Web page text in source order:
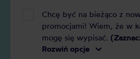
Chcę być na bieżąco z
promocjami! Wiem, że w
mogę się wypisać.
Rozwiń opcje